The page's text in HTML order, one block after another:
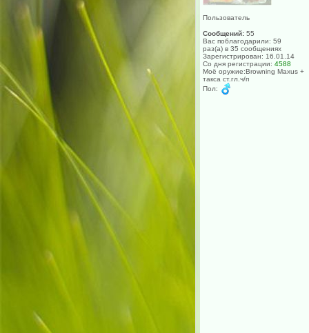
Пользователь
Сообщений: 55
Вас поблагодарили: 59
раз(а) в 35 сообщениях
Зарегистрирован: 16.01.14
Со дня регистрации: 4588
Моё оружие:Browning Maxus +
такса ст.гл.ч/п
Пол: